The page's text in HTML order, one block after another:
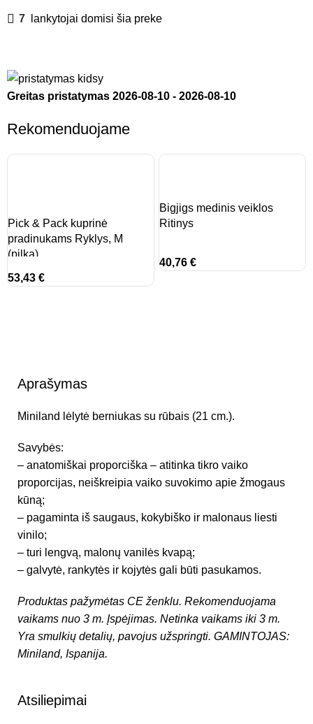
7 lankytojai domisi šia preke
Greitas pristatymas2026-08-10 -2026-08-10
Rekomenduojame
Pick & Pack kuprinė
pradinukams Ryklys, M
(pilka)
53,43€
Bigjigs medinis veiklos
Ritinys
40,76 €
Aprašymas
Miniland lėlytė berniukas su rūbais (21 cm.).
Savybės:
– anatomiškai proporciška – atitinka tikro vaiko
proporcijas, neiškreipia vaiko suvokimo apie žmogaus
kūną;
– pagaminta iš saugaus, kokybiško ir malonaus liesti
vinilo;
– turi lengvą, malonų vanilės kvapą;
– galvytė, rankytės ir kojytės gali būti pasukamos.
Produktas pažymėtas CE ženklu. Rekomenduojama
vaikams nuo 3 m. Įspėjimas. Netinka vaikams iki 3 m.
Yra smulkių detalių, pavojus užspringti. GAMINTOJAS:
Miniland, Ispanija.
Atsiliepimai